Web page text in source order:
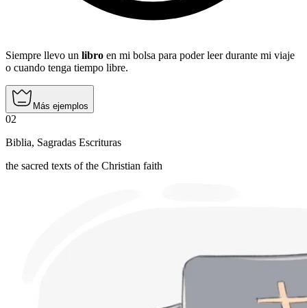
Siempre llevo un libro en mi bolsa para poder leer durante mi viaje
o cuando tenga tiempo libre.
Más ejemplos
02
Biblia, Sagradas Escrituras
the sacred texts of the Christian faith